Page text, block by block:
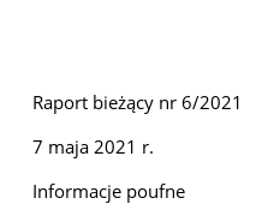
Raport bieżący nr 6/2021
7 maja 2021 r.
Informacje poufne